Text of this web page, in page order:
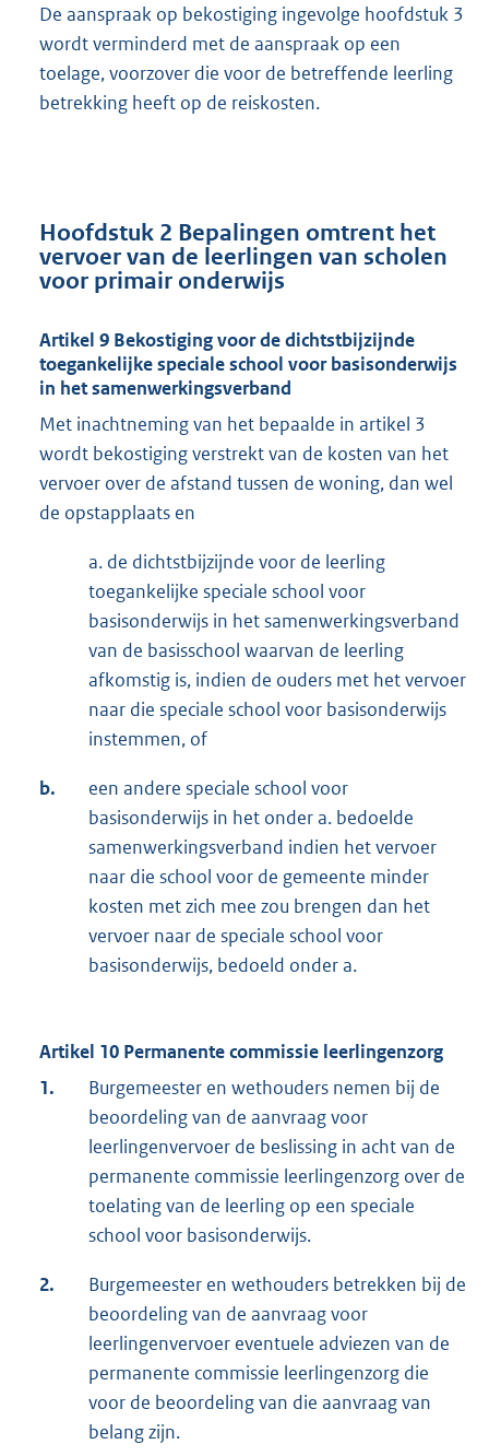
De aanspraak op bekostiging ingevolge hoofdstuk 3
wordt verminderd met de aanspraak op een
toelage, voorzover die voor de betreffende leerling
betrekking heeft op de reiskosten.
Hoofdstuk 2 Bepalingen omtrent het
vervoer van de leerlingen van scholen
voor primair onderwijs
Artikel 9 Bekostiging voor de dichtstbijzijnde
toegankelijke speciale school voor basisonderwijs
in het samenwerkingsverband
Met inachtneming van het bepaalde in artikel 3
wordt bekostiging verstrekt van de kosten van het
vervoer over de afstand tussen de woning, dan wel
de opstapplaats en
a. de dichtstbijzijnde voor de leerling
toegankelijke speciale school voor
basisonderwijs in het samenwerkingsverband
van de basisschool waarvan de leerling
afkomstig is, indien de ouders met het vervoer
naar die speciale school voor basisonderwijs
instemmen, of
b.
een andere speciale school voor
basisonderwijs in het onder a. bedoelde
samenwerkingsverband indien het vervoer
naar die school voor de gemeente minder
kosten met zich mee zou brengen dan het
vervoer naar de speciale school voor
basisonderwijs, bedoeld onder a.
Artikel 10 Permanente commissie leerlingenzorg
1.
Burgemeester en wethouders nemen bij de
beoordeling van de aanvraag voor
leerlingenvervoer de beslissing in acht van de
permanente commissie leerlingenzorg over de
toelating van de leerling op een speciale
school voor basisonderwijs.
2.
Burgemeester en wethouders betrekken bij de
beoordeling van de aanvraag voor
leerlingenvervoer eventuele adviezen van de
permanente commissie leerlingenzorg die
voor de beoordeling van die aanvraag van
belang zijn.